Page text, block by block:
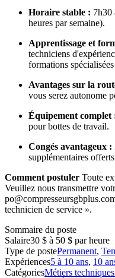
Horaire stable : 7h30
heures par semaine).
Apprentissage et
techniciens
formations
Avantages sur la
vous serez autonome
Équipement complet
pour bottes de travail.
Congés avantageux :
supplémentaires
Comment postuler Toute
Veuillez nous transmettre
technicien de service ».
Sommaire du poste
Salaire30 $ à 50 $ par heure
Type de postePermanent,
Expériences5 à 10 ans, 10
CatégoriesMétiers